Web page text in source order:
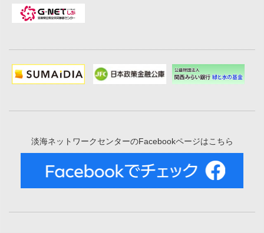
淡海ネットワークセンターのFacebookページはこちら